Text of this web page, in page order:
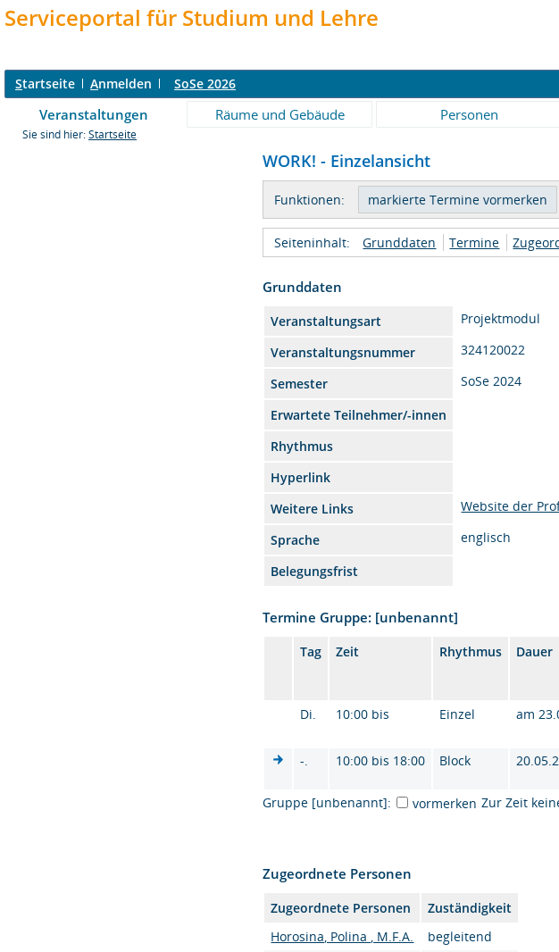
Serviceportal für Studium und Lehre
Startseite Anmelden SoSe 2026
Veranstaltungen Räume und Gebäude Personen
Sie sind hier: Startseite
WORK! - Einzelansicht
Funktionen:
Seiteninhalt: Grunddaten Termine
Grunddaten
Veranstaltungsart Projektmodul
Veranstaltungsnummer
324120022
Semester
SoSe 2024
Erwartete Teilnehmer/-innen
Rhythmus
Hyperlink
Weitere Links
Website der
Sprache
englisch
Belegungsfrist
Termine Gruppe: [unbenannt]
Tag Zeit Rhythmus Dauer
Di.
10:00 bis Einzel am
-.
10:00 bis 18:00 Block
Gruppe [unbenannt]:
vormerken Zur Zeit
Zugeordnete Personen
Zugeordnete Personen
Zuständigkeit
Horosina, Polina , M.F.A.
begleitend